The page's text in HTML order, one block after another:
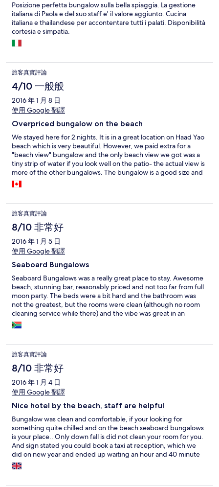
Posizione perfetta bungalow sulla bella spiaggia. La gestione
italiana di Paola e del suo staff e' il valore aggiunto. Cucina
italiana e thailandese per accontentare tutti i palati. Disponibilità
cortesia e simpatia.
旅客真實評論
4/10 一般般
2016 年 1 月 8 日
使用 Google 翻譯
Overpriced bungalow on the beach
We stayed here for 2 nights. It is in a great location on Haad Yao
beach which is very beautiful. However, we paid extra for a
"beach view" bungalow and the only beach view we got was a
tiny strip of water if you look well on the patio- the actual view is
more of the other bungalows. The bungalow is a good size and
is less than a minute walk to the beach. Inside is very basic, and
appears to be clean. However, we pulled the blankets out of the
just a permanent stain but it definitely threw me off! After our
two nights, we moved across the road and were able to get a
clean bungalow for over half the cost and an amazing view. You
definitely pay for the directly on the beach access at this place,
but next time I will skip it and stay farther from the beach for a
better value!
旅客真實評論
8/10 非常好
2016 年 1 月 5 日
使用 Google 翻譯
Seaboard Bungalows
Seaboard Bungalows was a really great place to stay. Awesome
beach, stunning bar, reasonably priced and not too far from full
moon party. The beds were a bit hard and the bathroom was
not the greatest, but the rooms were clean (although no room
cleaning service while there) and the vibe was great in an
awesome location. Perfect for a getaway with friends.
旅客真實評論
8/10 非常好
2016 年 1 月 4 日
使用 Google 翻譯
Nice hotel by the beach, staff are helpful
Bungalow was clean and comfortable, if your looking for
something quite chilled and on the beach seaboard bungalows
is your place.. Only down fall is did not clean your room for you.
And sign stated you could book a taxi at reception, which we
did on new year and ended up waiting an hour and 40 minute
for one to turn up, ( I understand it was New Year's Eve)
however due to this we needed up not even reaching the